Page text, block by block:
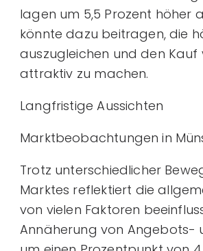
lagen um 5,5 Prozent höher
könnte dazu beitragen, die
auszugleichen und den
attraktiv zu machen.
Langfristige Aussichten
Marktbeobachtungen in
Trotz unterschiedlicher
Marktes reflektiert die
von vielen Faktoren
Annäherung von Angebots-